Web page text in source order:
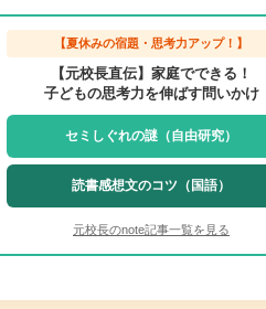
【夏休みの宿題・思考力アップ！】
【元校長直伝】家庭でできる！
子どもの思考力を伸ばす問いかけ
セミしぐれの謎（自由研究）
読書感想文のコツ（国語）
元校長のnote記事一覧を見る